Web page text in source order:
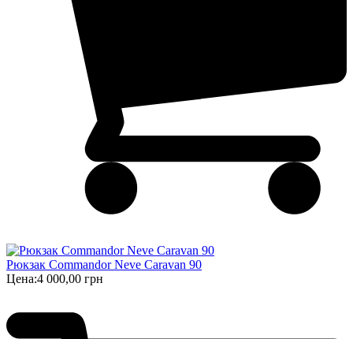
Рюкзак Commandor Neve Caravan 90
Цена:4 000,00 грн